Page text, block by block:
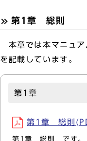
第1章 総則
本章では本マニュア
を記載しています。
第1章
第1章 総則
第1章 総則 です。